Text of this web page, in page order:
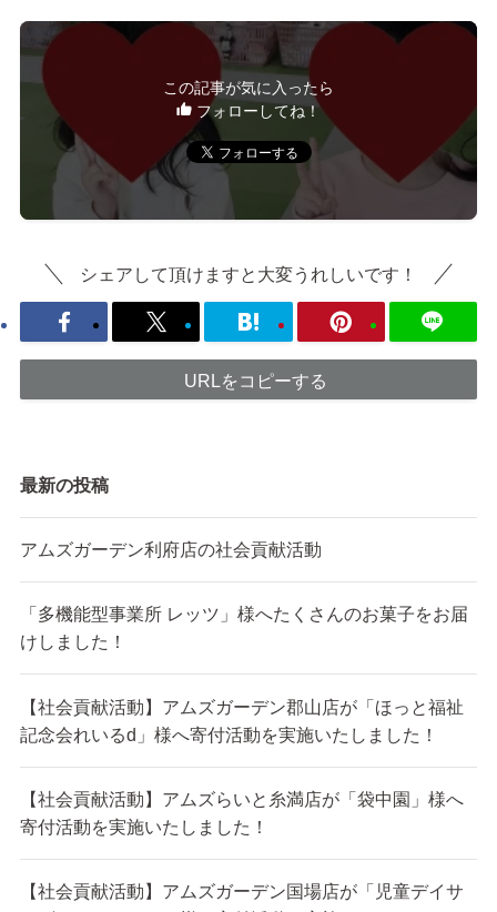
この記事が気に入ったら
フォローしてね！
シェアして頂けますと大変うれしいです！
URLをコピーする
最新の投稿
アムズガーデン利府店の社会貢献活動
「多機能型事業所 レッツ」様へたくさんのお菓子をお届
けしました！
【社会貢献活動】アムズガーデン郡山店が「ほっと福祉
記念会れいるd」様へ寄付活動を実施いたしました！
【社会貢献活動】アムズらいと糸満店が「袋中園」様へ
寄付活動を実施いたしました！
【社会貢献活動】アムズガーデン国場店が「児童デイサ